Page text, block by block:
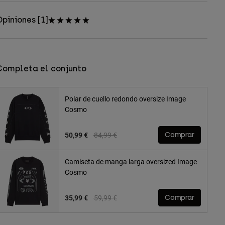
[1]
el conjunto
Polar de cuello redondo oversize Image
Cosmo
Price reduced from
84,99 €to
50,99 € Comprar
Camiseta de manga larga oversized Image
Cosmo
Price reduced from
59,99 €to
35,99 € Comprar